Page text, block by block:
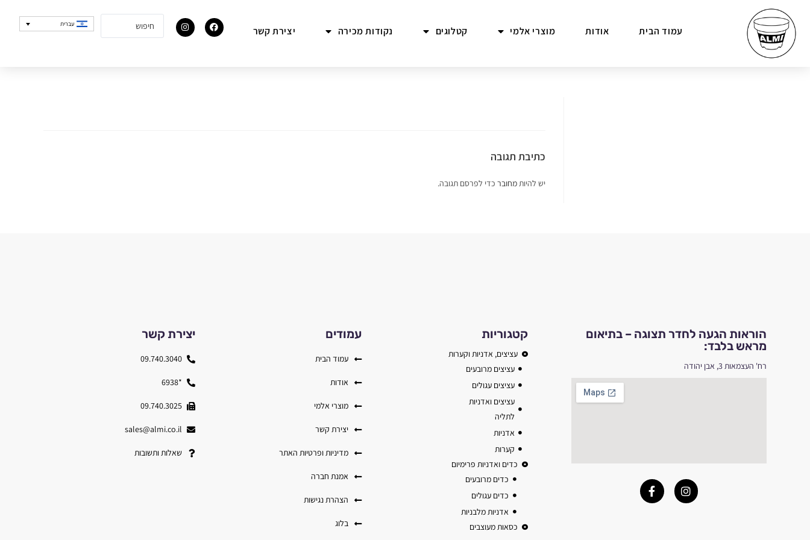
עמוד הבית אודות מוצרי אלמי קטלוגים נקודות מכירה יצירת קשר
עברית
כתיבת תגובה
יש להיותמחובר כדי לפרסם תגובה.
הוראות הגעה לחדר תצוגה – בתיאום
מראש בלבד:
רח' העצמאות 3, אבן יהודה
קטגוריות
עציצים, אדניות וקערות
עציצים מרובעים
עציצים עגולים
עציצים ואדניות
לתליה
אדניות
קערות
כדים ואדניות פרימיום
כדים מרובעים
כדים עגולים
אדניות מלבניות
כסאות מעוצבים
עמודים
עמוד הבית
אודות
מוצרי אלמי
יצירת קשר
מדיניות ופרטיות האתר
אמנת חברה
הצהרת נגישות
בלוג
יצירת קשר
09.740.3040
*6938
09.740.3025
sales@almi.co.il
שאלות ותשובות